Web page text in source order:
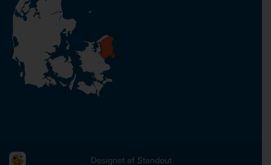
Designet af Standout